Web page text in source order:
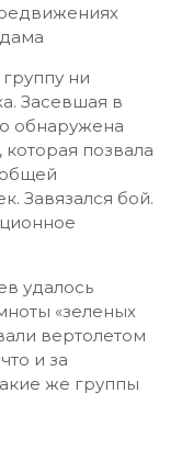
ни
Засевшая в
обнаружена
позвала
Завязался бой.
удалось
«зеленых
вертолетом
и за
же группы